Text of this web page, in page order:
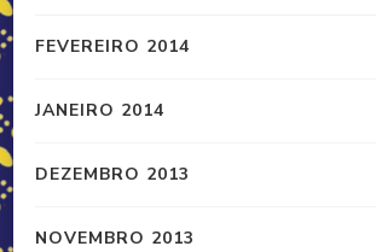
FEVEREIRO 2014
JANEIRO 2014
DEZEMBRO 2013
NOVEMBRO 2013